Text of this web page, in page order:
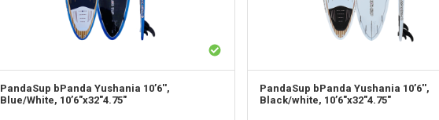
PandaSup bPanda Yushania 10’6'',
Blue/White, 10’6"x32"4.75"
PandaSup bPanda Yushania 10’6'',
Black/white, 10’6"x32"4.75"